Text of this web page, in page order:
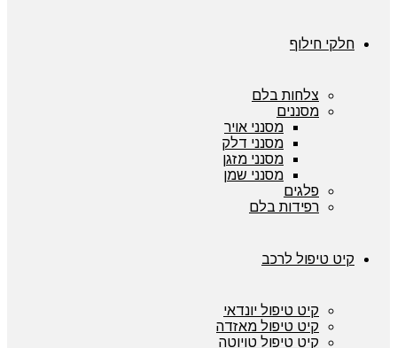
חלקי חילוף
צלחות בלם
מסננים
מסנני אויר
מסנני דלק
מסנני מזגן
מסנני שמן
פלגים
רפידות בלם
קיט טיפול לרכב
קיט טיפול יונדאי
קיט טיפול מאזדה
קיט טיפול טויוטה